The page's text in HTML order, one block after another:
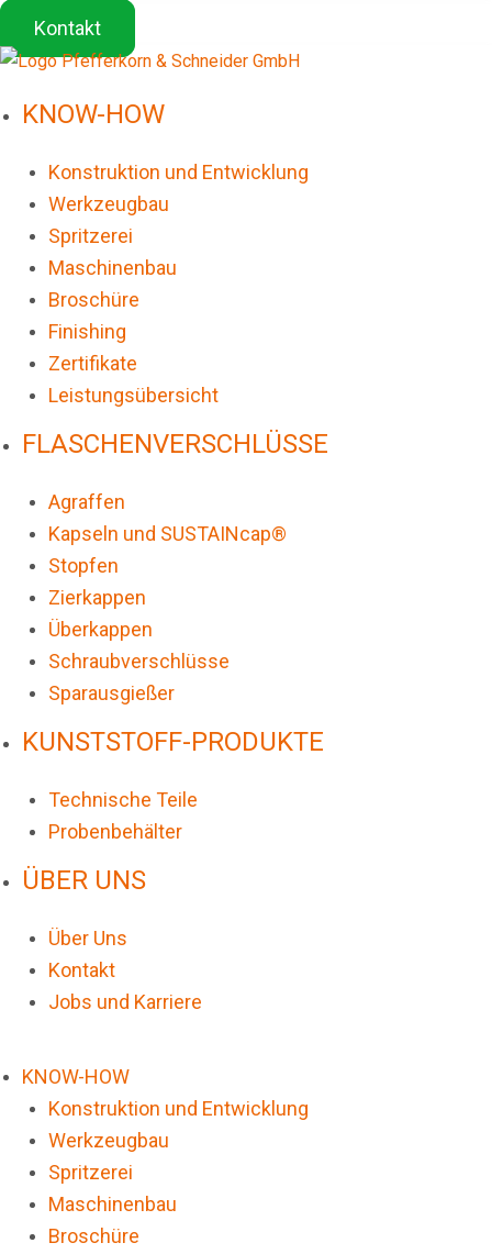
Kontakt
KNOW-HOW
Konstruktion und Entwicklung
Werkzeugbau
Spritzerei
Maschinenbau
Broschüre
Finishing
Zertifikate
Leistungsübersicht
FLASCHENVERSCHLÜSSE
Agraffen
Kapseln und SUSTAINcap®
Stopfen
Zierkappen
Überkappen
Schraubverschlüsse
Sparausgießer
KUNSTSTOFF-PRODUKTE
Technische Teile
Probenbehälter
ÜBER UNS
Über Uns
Kontakt
Jobs und Karriere
KNOW-HOW
Konstruktion und Entwicklung
Werkzeugbau
Spritzerei
Maschinenbau
Broschüre